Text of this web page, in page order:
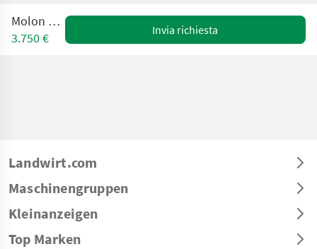
Molon 180/3
3.750 €
Invia richiesta
Landwirt.com
Maschinengruppen
Kleinanzeigen
Top Marken